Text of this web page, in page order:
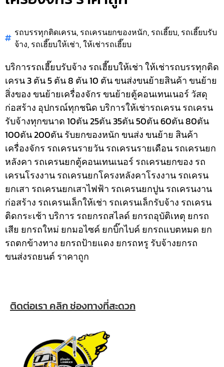
รถบรรทุกติดเครน, รถเครนยกของหนัก, รถเฮี๊ยบ, รถเฮี๊ยบรับ
จ้าง, รถเฮี๊ยบให้เช่า,ให้เช่ารถเฮี๊ยบ
บริการรถเฮี๊ยบรับจ้าง รถเฮี๊ยบให้เช่า ให้เช่ารถบรรทุกติด
เครน 3 ตัน 5 ตัน 8 ตัน 10 ตัน ขนส่งขนย้ายสินค้า ขนย้าย
สิ่งของ ขนย้ายเครื่องจักร ขนย้ายตู้คอนเทนเนอร์ วัสดุ
ก่อสร้าง อุปกรณ์ทุกชนิดบริการให้เช่ารถเครน รถเครน
รับจ้างทุกขนาด 10ตัน 25ตัน 35ตัน 50ตัน 60ตัน 80ตัน
100ตัน 200ตัน รับยกของหนัก ขนส่ง ขนย้าย สินค้า
เครื่องจักร รถเครนรายวัน รถเครนรายเดือน รถเครนยก
หลังคา รถเครนยกตู้คอนเทนเนอร์ รถเครนยกของ รถ
เครนโรงงาน รถเครนยกโครงหลังคาโรงงาน รถเครน
ยกเสา รถเครนยกเสาไฟฟ้า รถเครนยกปูน รถเครนงาน
ก่อสร้าง รถเครนเล็กให้เช่า รถเครนเล็กรับจ้าง รถเครน
ติดกระเช้าบริการ รถยกรถสไลด์ ยกรถอุบัติเหตุ ยกรถ
เสีย ยกรถใหม่ ยกมอไซค์ ยกบิ๊กไบค์ ยกรถแบตหมด ยก
รถตกข้างทาง ยกรถป้ายแดง ยกรถหรู รับจ้างยกรถ
ขนส่งรถยนต์ ราคาถูก
ติดต่อเรา คลิก ช่องทางที่สะดวก